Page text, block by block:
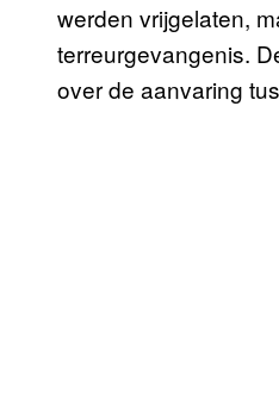
werden vrijgelaten,
terreurgevangenis.
over de aanvaring